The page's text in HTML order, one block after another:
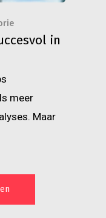
in
meer
Maar